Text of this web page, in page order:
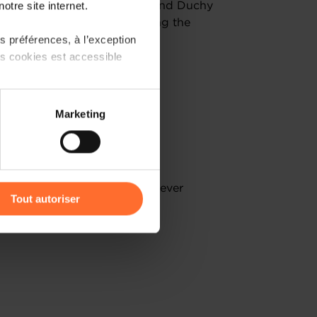
site internet.
préférences, à l’exception
cookies est accessible
sur les réseaux
être affectées en
Marketing
Tout autoriser
as Montenegro and the Grand Duchy
relations, highlighting the
Online registration is however